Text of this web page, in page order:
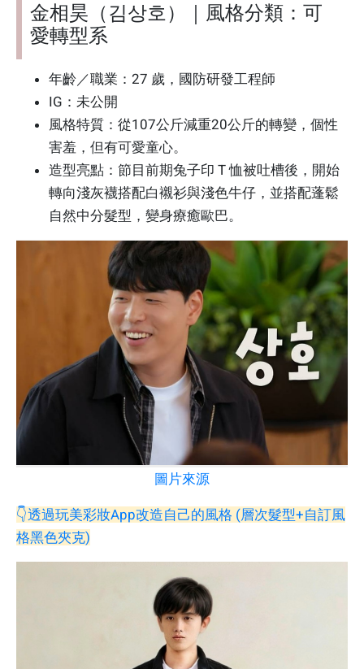
金相昊（김상호）｜風格分類：可
愛轉型系
年齡／職業：27 歲，國防研發工程師
IG：未公開
風格特質：從107公斤減重20公斤的轉變，個性
害羞，但有可愛童心。
造型亮點：節目前期兔子印 T 恤被吐槽後，開始
轉向淺灰襪搭配白襯衫與淺色牛仔，並搭配蓬鬆
自然中分髮型，變身療癒歐巴。
圖片來源
👇透過玩美彩妝App改造自己的風格 (層次髮型+自訂風
格黑色夾克)